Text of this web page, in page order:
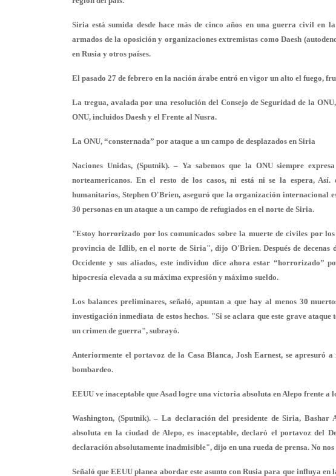
Siria está sumida desde hace más de cinco años en una guerra civil en
armados de la oposición y organizaciones extremistas como Daesh
en Rusia y otros países.
El pasado 27 de febrero en la nación árabe entró en vigor un alto el fuego,
La tregua, avalada por una resolución del Consejo de Seguridad de la
ONU, incluidos Daesh y el Frente al Nusra.
La ONU, “consternada” por ataque a un campo de desplazados en Siria
Naciones Unidas, (Sputnik). – Ya sabemos que la ONU siempre
norteamericanos. En el resto de los casos, ni está ni se la espera,
humanitarios, Stephen O'Brien, aseguró que la organización internacional
30 personas en un ataque a un campo de refugiados en el norte de Siria.
"Estoy horrorizado por los comunicados sobre la muerte de civiles por los
provincia de Idlib, en el norte de Siria", dijo O'Brien. Después de decenas
Occidente y sus aliados, este individuo dice ahora estar “horrorizado”
hipocresía elevada a su máxima expresión y máximo sueldo.
Los balances preliminares, señaló, apuntan a que hay al menos 30
investigación inmediata de estos hechos. "Si se aclara que este grave
un crimen de guerra", subrayó.
Anteriormente el portavoz de la Casa Blanca, Josh Earnest, se apresuró
bombardeo.
EEUU ve inaceptable que Asad logre una victoria absoluta en Alepo frente a
Washington, (Sputnik). – La declaración del presidente de Siria,
absoluta en la ciudad de Alepo, es inaceptable, declaró el portavoz del
declaración absolutamente inadmisible", dijo en una rueda de prensa. No
Señaló que EEUU planea abordar este asunto con Rusia para que influya